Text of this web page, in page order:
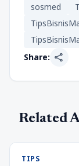
sosmed
Share: share
Related
TIPS